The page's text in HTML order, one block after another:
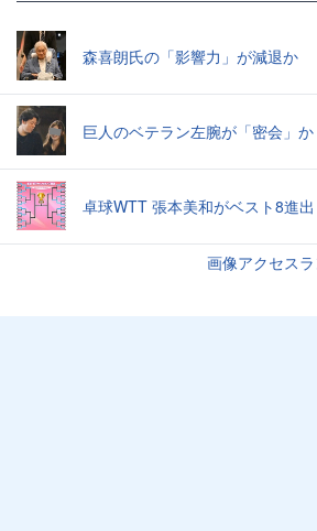
森喜朗氏の「影響力」が減退か
巨人のベテラン左腕が「密会」か
卓球WTT 張本美和がベスト8進出
画像アクセス